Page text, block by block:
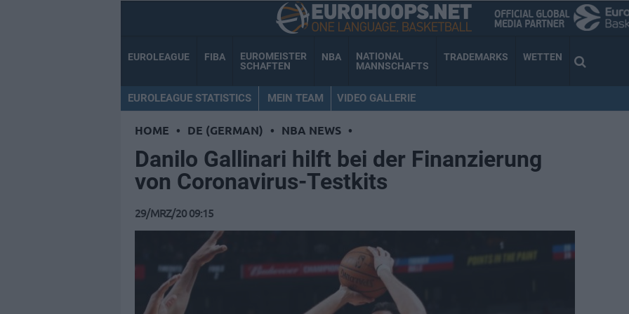
EUROLEAGUE FIBA
EUROMEISTER
SCHAFTEN
NBA
NATIONAL
MANNSCHAFTS
TRADEMARKS WETTEN
EUROLEAGUE STATISTICS MEIN TEAM VIDEO GALLERIE
HOME • DE (GERMAN) • NBA NEWS •
Danilo Gallinari hilft bei der Finanzierung
von Coronavirus-Testkits
29/MRZ/20 09:15